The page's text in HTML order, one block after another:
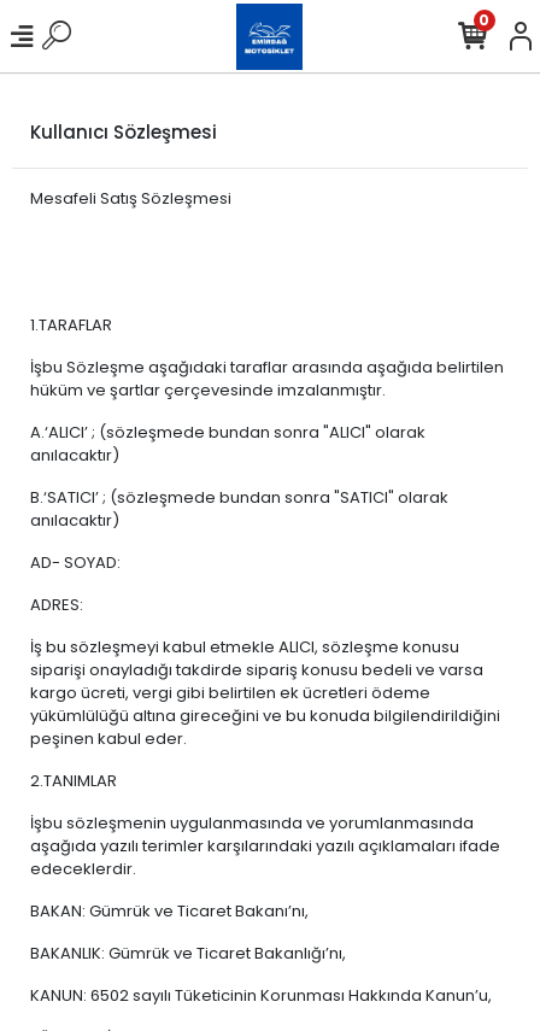
0
Kullanıcı Sözleşmesi
Mesafeli Satış Sözleşmesi
1.TARAFLAR
İşbu Sözleşme aşağıdaki taraflar arasında aşağıda belirtilen
hüküm ve şartlar çerçevesinde imzalanmıştır.
A.‘ALICI’ ; (sözleşmede bundan sonra "ALICI" olarak
anılacaktır)
B.‘SATICI’ ; (sözleşmede bundan sonra "SATICI" olarak
anılacaktır)
AD- SOYAD:
ADRES:
İş bu sözleşmeyi kabul etmekle ALICI, sözleşme konusu
siparişi onayladığı takdirde sipariş konusu bedeli ve varsa
kargo ücreti, vergi gibi belirtilen ek ücretleri ödeme
yükümlülüğü altına gireceğini ve bu konuda bilgilendirildiğini
peşinen kabul eder.
2.TANIMLAR
İşbu sözleşmenin uygulanmasında ve yorumlanmasında
aşağıda yazılı terimler karşılarındaki yazılı açıklamaları ifade
edeceklerdir.
BAKAN: Gümrük ve Ticaret Bakanı’nı,
BAKANLIK: Gümrük ve Ticaret Bakanlığı’nı,
KANUN: 6502 sayılı Tüketicinin Korunması Hakkında Kanun’u,